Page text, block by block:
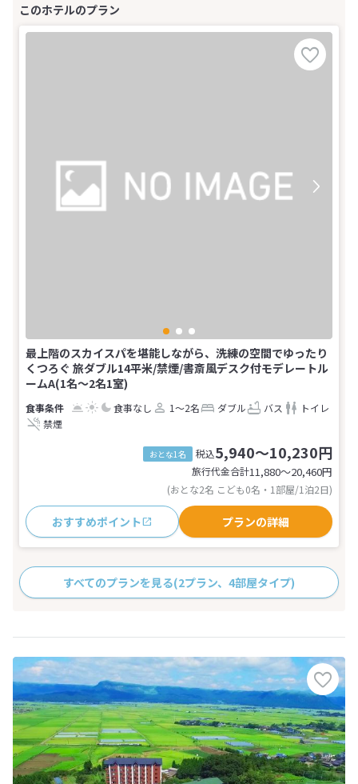
最上階のスカイスパを堪能しながら、洗練の空間でゆったり
くつろぐ 旅ダブル14平米/禁煙/書斎風デスク付モデレートル
ームA(1名～2名1室)
食事なし 1～2名 ダブル バス
トイレ
禁煙
おとな1名 税込5,940～10,230円
旅行代金合計11,880〜20,460円
(おとな2名 こども0名・1部屋/1泊2日)
おすすめポイント プランの詳細
すべてのプランを見る(2プラン、4部屋タイプ)